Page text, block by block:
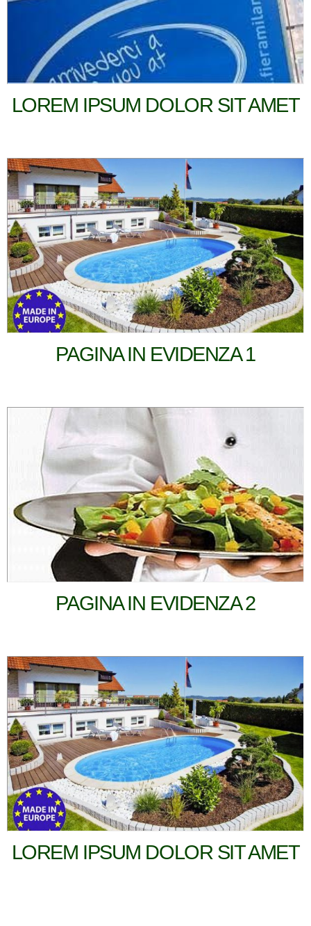
LOREM IPSUM DOLOR SIT AMET
PAGINA IN EVIDENZA 1
PAGINA IN EVIDENZA 2
LOREM IPSUM DOLOR SIT AMET